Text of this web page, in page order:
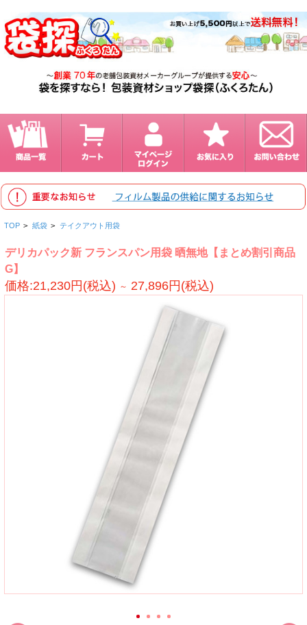
TOP > 紙袋 > テイクアウト用袋
デリカパック新 フランスパン用袋 晒無地【まとめ割引商品
G】
価格:21,230円(税込) ～ 27,896円(税込)